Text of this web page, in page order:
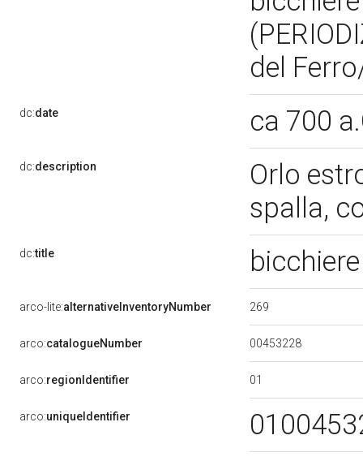
del
dc:date ca 700
dc:description
Orlo
spalla,
dc:title
arco-lite:alternativeInventoryNumber 269
arco:catalogueNumber 00453228
arco:regionIdentifier 01
arco:uniqueIdentifier